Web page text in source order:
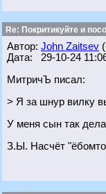
Re: Покритикуйте и
Автор: John Zaitsev
Дата: 29-10-24
МитричЪ писал:
> Я за шнур вилку
У меня сын так
З.Ы. Насчёт